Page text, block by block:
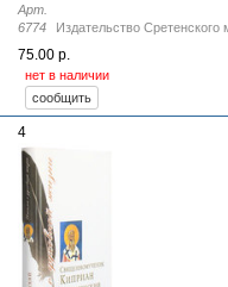
Издательство Сретенского
Арт.
6774
75.00 р.
нет в наличии
4